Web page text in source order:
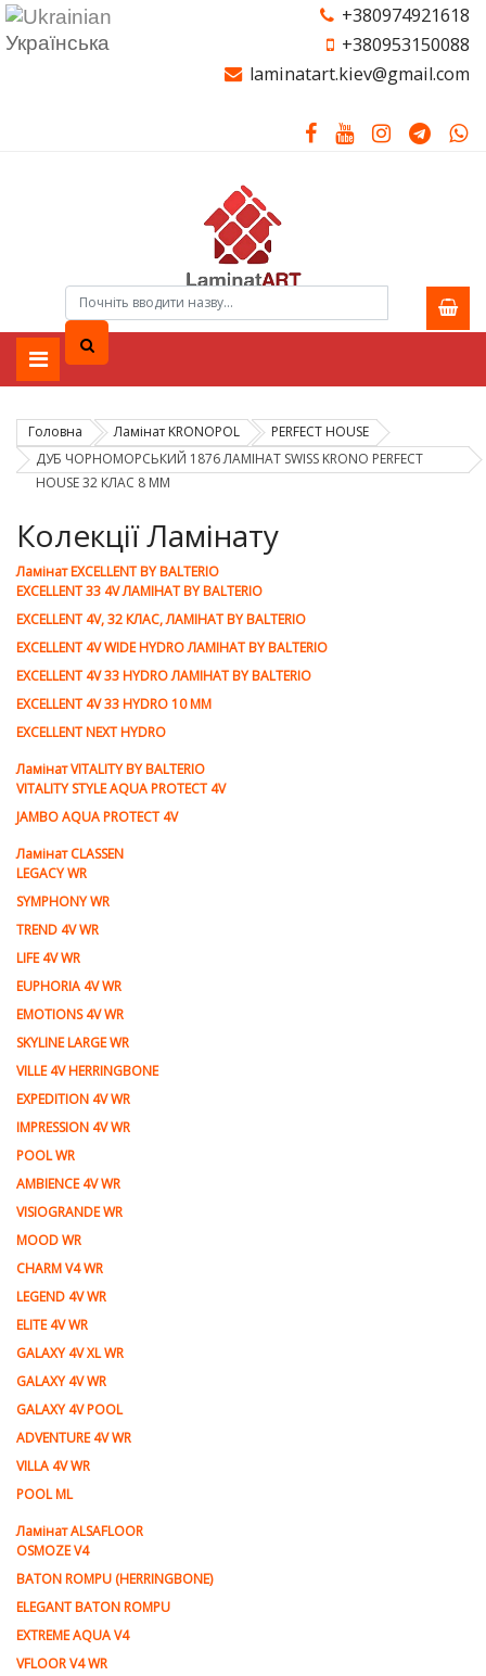
Українська
+380974921618
+380953150088
laminatart.kiev@gmail.com
Головна Ламiнат KRONOPOL
PERFECT HOUSE
ДУБ ЧОРНОМОРСЬКИЙ 1876 ЛАМІНАТ SWISS KRONO PERFECT
HOUSE 32 КЛАС 8 ММ
Колекції Ламінату
Ламiнат EXCELLENT BY BALTERIO
EXCELLENT 33 4V ЛАМІНАТ BY BALTERIO
EXCELLENT 4V, 32 КЛАС, ЛАМІНАТ BY BALTERIO
EXCELLENT 4V WIDE HYDRO ЛАМІНАТ BY BALTERIO
EXCELLENT 4V 33 HYDRO ЛАМІНАТ BY BALTERIO
EXCELLENT 4V 33 HYDRO 10 ММ
EXCELLENT NEXT HYDRO
Ламiнат VITALITY BY BALTERIO
VITALITY STYLE AQUA PROTECT 4V
JAMBO AQUA PROTECT 4V
Ламiнат CLASSEN
LEGACY WR
SYMPHONY WR
TREND 4V WR
LIFE 4V WR
EUPHORIA 4V WR
EMOTIONS 4V WR
SKYLINE LARGE WR
VILLE 4V HERRINGBONE
EXPEDITION 4V WR
IMPRESSION 4V WR
POOL WR
AMBIENCE 4V WR
VISIOGRANDE WR
MOOD WR
CHARM V4 WR
LEGEND 4V WR
ELITE 4V WR
GALAXY 4V XL WR
GALAXY 4V WR
GALAXY 4V POOL
ADVENTURE 4V WR
VILLA 4V WR
POOL ML
Ламiнат ALSAFLOOR
OSMOZE V4
BATON ROMPU (HERRINGBONE)
ELEGANT BATON ROMPU
EXTREME AQUA V4
VFLOOR V4 WR